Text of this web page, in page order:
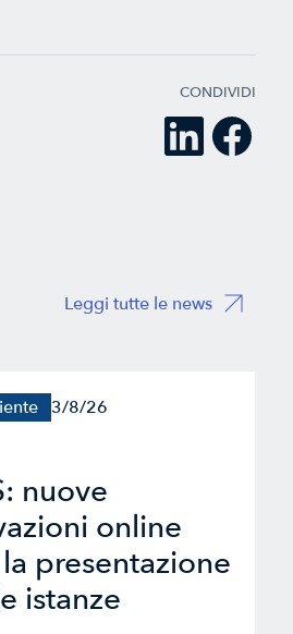
CONDIVIDI
Leggi tutte le news
3/8/26
nuove
online
presentazione
istanze